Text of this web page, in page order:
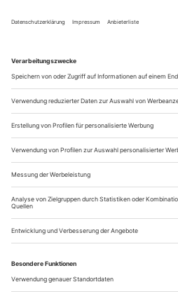
They said he could not do it, that it
redoing of the movement. Paulo
most important
choreographies that deconstructed
tense humour and...
Walzer umgestrickt
in Mainz
Jahrzehntelang gab es nur eine
schwungvollen Drehungen links
Martin Schläpfer für seine
Walzer, Polka» zum Auftakt
neue Art des Walzertanzens
Tempi setzt die Choreografie
entgegen, ohne den...